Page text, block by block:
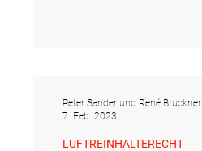
LUFTREINHALTERECHT
Peter Sander und René Bruckner
7. Feb. 2023